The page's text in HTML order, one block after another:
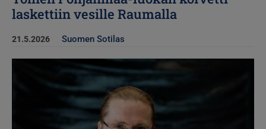
laskettiin vesille Raumalla
21.5.2026 Suomen Sotilas